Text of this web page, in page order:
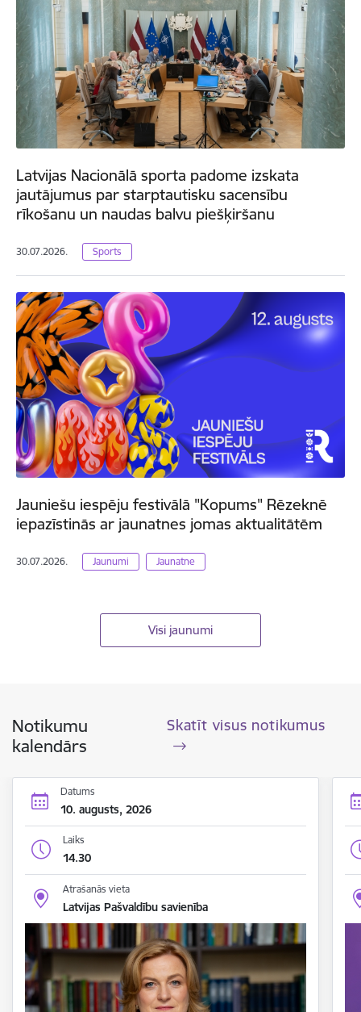
Latvijas Nacionālā sporta padome izskata
jautājumus par starptautisku sacensību
rīkošanu un naudas balvu piešķiršanu
30.07.2026. Sports
Jauniešu iespēju festivālā "Kopums" Rēzeknē
iepazīstinās ar jaunatnes jomas aktualitātēm
30.07.2026. Jaunumi Jaunatne
Visi jaunumi
Notikumu
kalendārs
Skatīt visus notikumus
Datums
10. augusts, 2026
Laiks
14.30
Atrašanās vieta
Latvijas Pašvaldību savienība